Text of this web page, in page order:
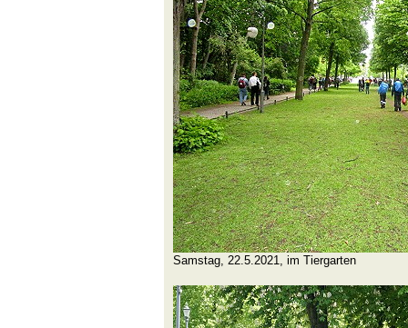
Samstag, 22.5.2021, im Tiergarten